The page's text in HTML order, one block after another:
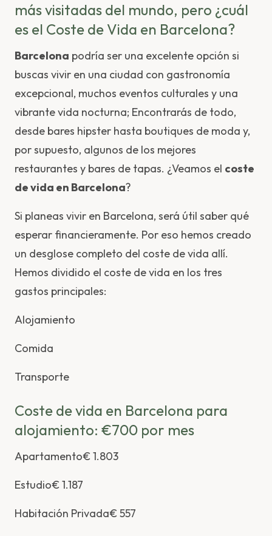
más visitadas del mundo, pero ¿cuál
es el Coste de Vida en Barcelona?
Barcelona podría ser una excelente opción si
buscas vivir en una ciudad con gastronomía
excepcional, muchos eventos culturales y una
vibrante vida nocturna; Encontrarás de todo,
desde bares hipster hasta boutiques de moda y,
por supuesto, algunos de los mejores
restaurantes y bares de tapas. ¿Veamos el coste
de vida en Barcelona?
Si planeas vivir en Barcelona, será útil saber qué
esperar financieramente. Por eso hemos creado
un desglose completo del coste de vida allí.
Hemos dividido el coste de vida en los tres
gastos principales:
Alojamiento
Comida
Transporte
Coste de vida en Barcelona para
alojamiento: €700 por mes
Apartamento€ 1.803
Estudio€ 1.187
Habitación Privada€ 557